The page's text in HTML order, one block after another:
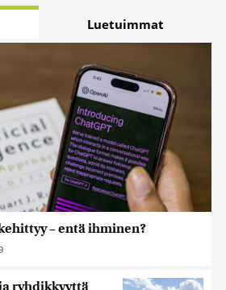
Luetuimmat
– entä ihminen?
ryhdikkyyttä